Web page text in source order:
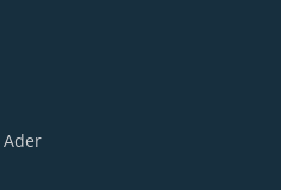
Ader